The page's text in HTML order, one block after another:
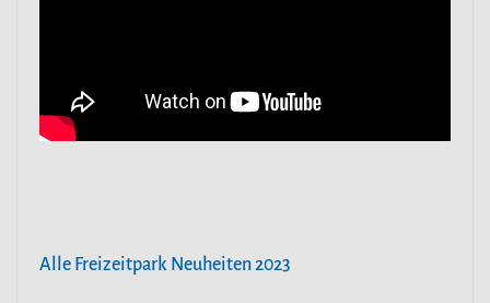
Alle Freizeitpark Neuheiten 2023